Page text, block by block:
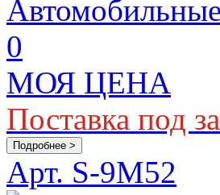
0
МОЯ ЦЕНА
Поставка под
Подробнее >
Арт. S-9M52